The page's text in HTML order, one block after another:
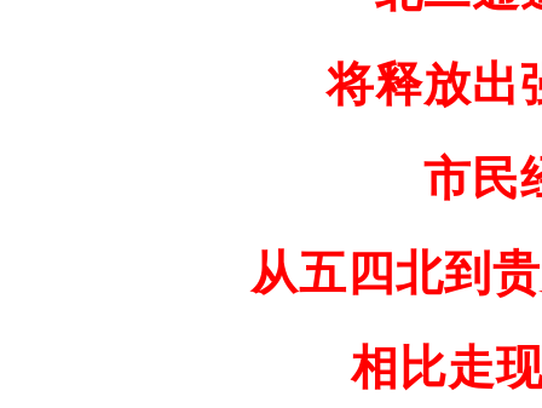
将释放出
市民
从五四北到
相比走